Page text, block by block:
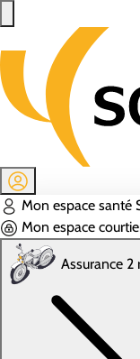
Mon espace santé
Mon espace
Assurance 2